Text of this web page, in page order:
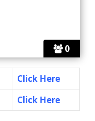
0
Click Here
Click Here